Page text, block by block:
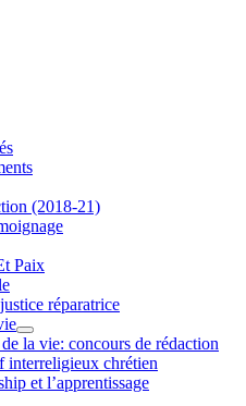
(2018-21)
Paix
réparatrice
la vie: concours de rédaction
interreligieux chrétien
et l’apprentissage